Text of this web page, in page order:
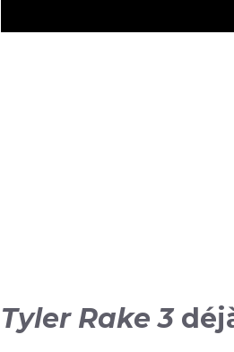
Tyler Rake 3